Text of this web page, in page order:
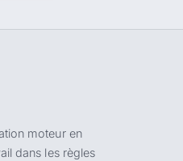
moteur en
dans les règles